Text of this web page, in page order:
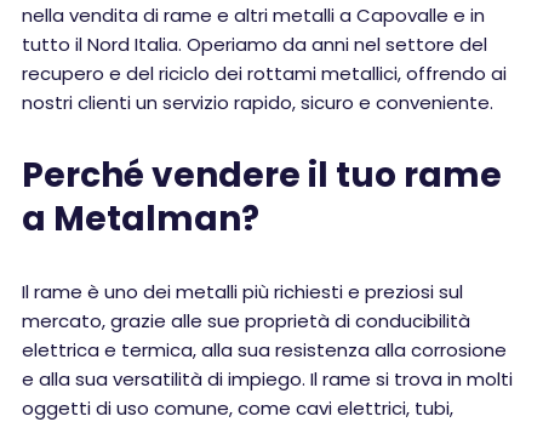
nella vendita di rame e altri metalli a Capovalle e in
tutto il Nord Italia. Operiamo da anni nel settore del
recupero e del riciclo dei rottami metallici, offrendo ai
nostri clienti un servizio rapido, sicuro e conveniente.
Perché vendere il tuo rame
a Metalman?
Il rame è uno dei metalli più richiesti e preziosi sul
mercato, grazie alle sue proprietà di conducibilità
elettrica e termica, alla sua resistenza alla corrosione
e alla sua versatilità di impiego. Il rame si trova in molti
oggetti di uso comune, come cavi elettrici, tubi,